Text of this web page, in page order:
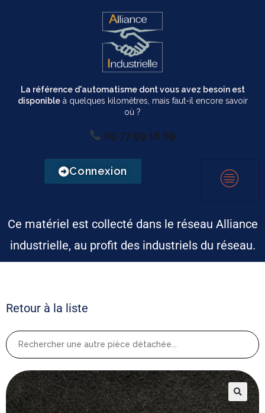
La référence d'automatisme dont vous avez besoin est
disponibleà quelques kilomètres, mais faut-il encore savoir
où ?
09 77 99 16 69
Connexion
Ce matériel est collecté dans le réseau Alliance
industrielle, au profit des industriels du réseau.
Retour à la liste